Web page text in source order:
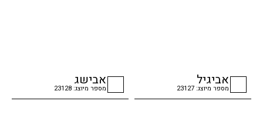
אביגיל
מספר מיוצג: 23127
אבישג
מספר מיוצג: 23128